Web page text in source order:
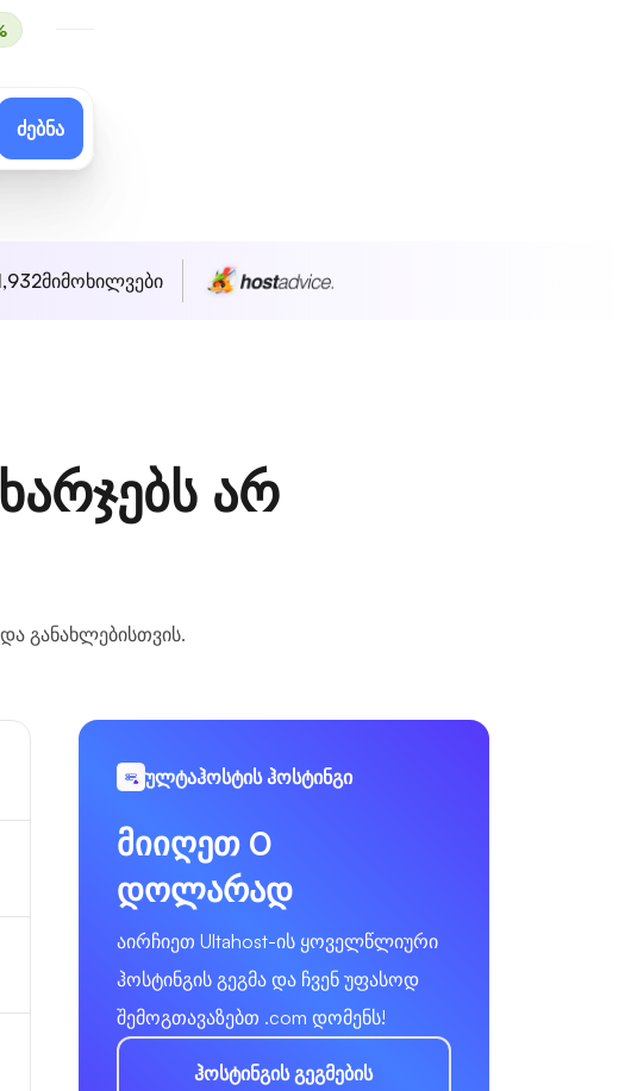
ძებნა
მიმოხილვები
არ
განახლებისთვის.
ულტაჰოსტის ჰოსტინგი
მიიღეთ 0
დოლარად
აირჩიეთ Ultahost-ის ყოველწლიური
ჰოსტინგის გეგმა და ჩვენ უფასოდ
შემოგთავაზებთ .com დომენს!
ჰოსტინგის გეგმების